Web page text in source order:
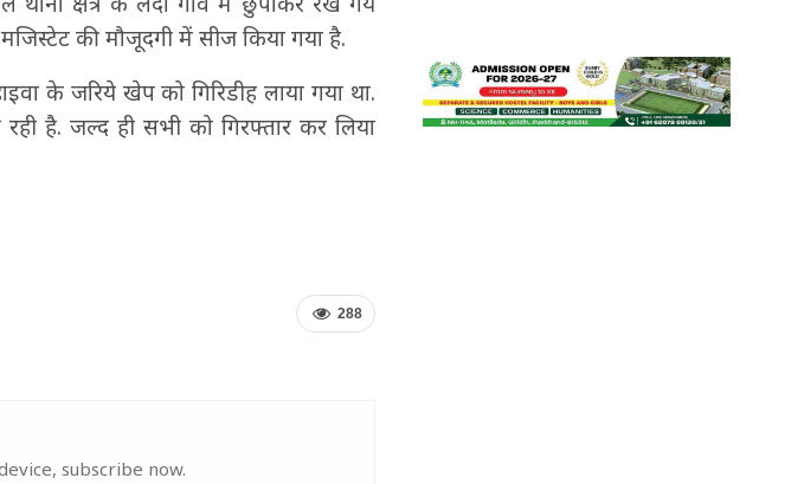
की मौजूदगी में सीज किया गया है.
के जरिये खेप को गिरिडीह लाया गया था.
है. जल्द ही सभी को गिरफ्तार कर लिया
288
subscribe now.